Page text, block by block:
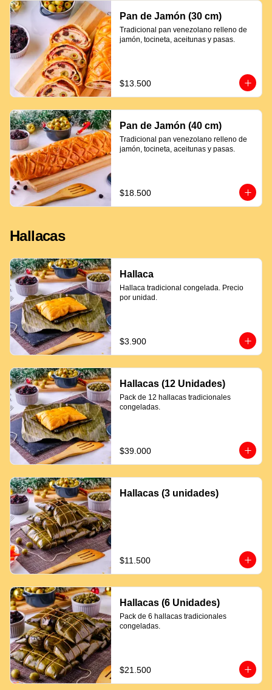
Pan de Jamón (30 cm)
Tradicional pan venezolano relleno de
jamón, tocineta, aceitunas y pasas.
$13.500
Pan de Jamón (40 cm)
Tradicional pan venezolano relleno de
jamón, tocineta, aceitunas y pasas.
$18.500
Hallacas
Hallaca
Hallaca tradicional congelada. Precio
por unidad.
$3.900
Hallacas (12 Unidades)
Pack de 12 hallacas tradicionales
congeladas.
$39.000
Hallacas (3 unidades)
$11.500
Hallacas (6 Unidades)
Pack de 6 hallacas tradicionales
congeladas.
$21.500